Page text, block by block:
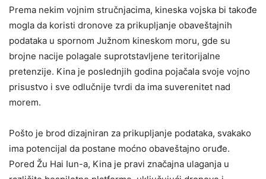
Prema nekim vojnim stručnjacima, kineska vojska bi takođe
mogla da koristi dronove za prikupljanje obaveštajnih
podataka u spornom Južnom kineskom moru, gde su
brojne nacije polagale suprotstavljene teritorijalne
pretenzije. Kina je poslednjih godina pojačala svoje vojno
prisustvo i sve odlučnije tvrdi da ima suverenitet nad
morem.
Pošto je brod dizajniran za prikupljanje podataka, svakako
ima potencijal da postane moćno obaveštajno oruđe.
Pored Žu Hai Iun-a, Kina je pravi značajna ulaganja u